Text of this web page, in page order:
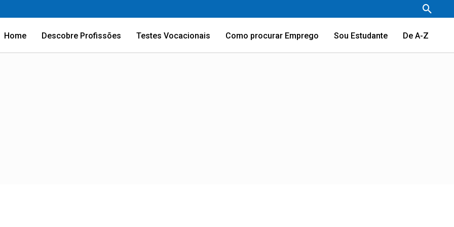
Home Descobre Profissões Testes Vocacionais Como procurar Emprego Sou Estudante De A-Z